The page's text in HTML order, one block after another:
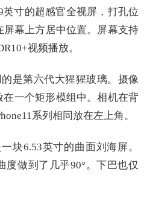
英寸的超感官全视屏，打孔位
屏幕上方居中位置。屏幕支持
视频播放。
是第六代大猩猩玻璃。摄像
一个矩形模组中。相机在背
系列相同放在左上角。
块6.53英寸的曲面刘海屏。
度做到了几乎90°。下巴也仅